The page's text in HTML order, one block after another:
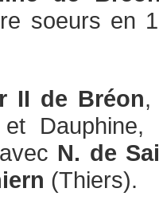
soeurs en
Bréon,
et
N. de
(Thiers).